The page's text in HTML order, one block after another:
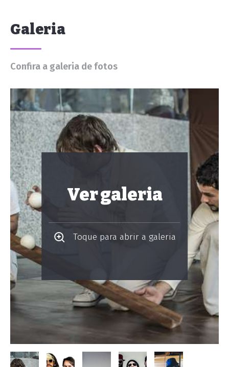
Galeria
Confira a galeria de fotos
Ver galeria
Toque para abrir a galeria